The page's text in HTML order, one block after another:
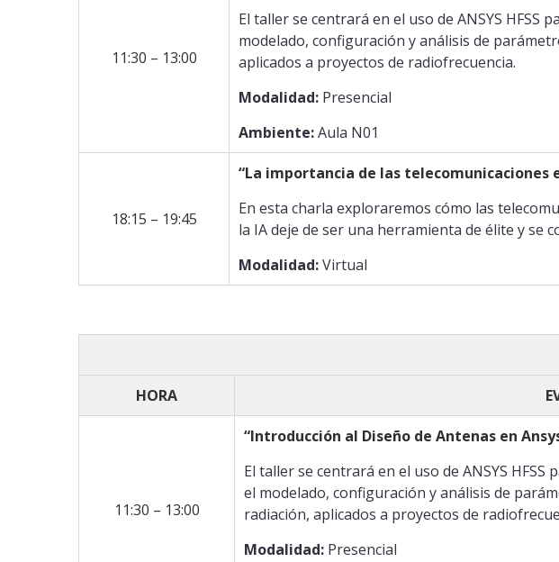
11:30 – 13:00
El taller se centrará en el uso de ANSYS HFSS
modelado, configuración y análisis de
aplicados a proyectos de radiofrecuencia.
Modalidad: Presencial
Ambiente:Aula N01
18:15 – 19:45
“La importancia de las telecomunicaciones
En esta charla exploraremos cómo las
la IA deje de ser una herramienta de élite y se
Modalidad:Virtual
HORA
11:30 – 13:00
“Introducción al Diseño de Antenas en
El taller se centrará en el uso de ANSYS
el modelado, configuración y análisis de
radiación, aplicados a proyectos de
Modalidad: Presencial